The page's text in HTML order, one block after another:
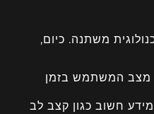
משתנה. כיום,
מצב המשתמש בזמן
חשוב כגון קצב לב